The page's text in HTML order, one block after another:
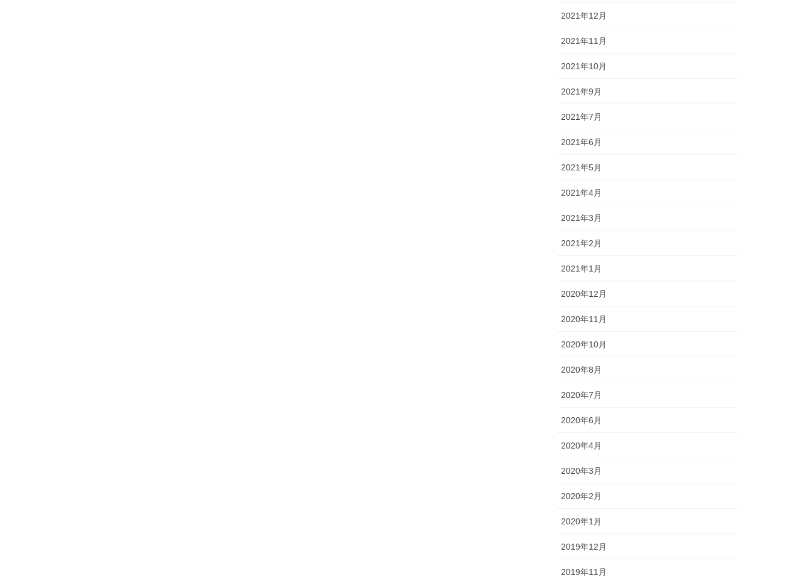
2021年12月
2021年11月
2021年10月
2021年9月
2021年7月
2021年6月
2021年5月
2021年4月
2021年3月
2021年2月
2021年1月
2020年12月
2020年11月
2020年10月
2020年8月
2020年7月
2020年6月
2020年4月
2020年3月
2020年2月
2020年1月
2019年12月
2019年11月